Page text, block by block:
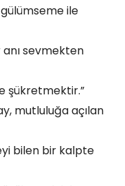
ile
anı sevmekten
şükretmektir.”
mutluluğa açılan
bilen bir kalpte